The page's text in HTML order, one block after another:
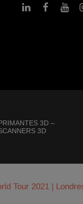
3D –
3D
Tour 2021 |